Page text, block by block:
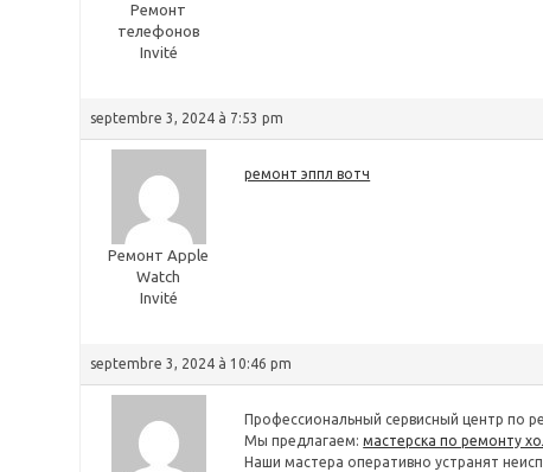
Ремонт
телефонов
Invité
septembre 3, 2024 à 7:53 pm
Ремонт Apple
Watch
Invité
ремонт эппл вотч
septembre 3, 2024 à 10:46 pm
Профессиональный сервисный центр по
Мы предлагаем:мастерска по ремонту
Наши мастера оперативно устранят